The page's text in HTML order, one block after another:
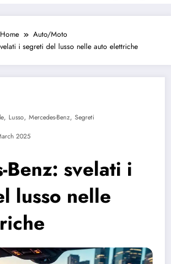
Home
Auto/Moto
i segreti del lusso nelle auto elettriche
, Lusso, Mercedes-Benz, Segreti
2025
Benz: svelati i
lusso nelle